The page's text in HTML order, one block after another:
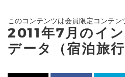
このコンテンツは会員限定コンテン
2011年7月のイ
データ（宿泊旅行